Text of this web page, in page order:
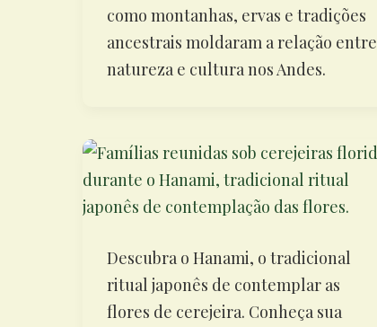
como montanhas, ervas e tradições
ancestrais moldaram a relação entre
natureza e cultura nos Andes.
Descubra o Hanami, o tradicional
ritual japonês de contemplar as
flores de cerejeira. Conheça sua